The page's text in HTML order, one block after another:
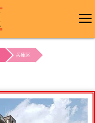
メインメ
兵庫区